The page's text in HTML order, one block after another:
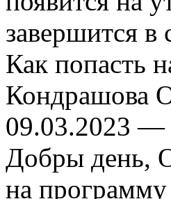
завершится
Как попасть
Кондрашова
09.03.2023 —
Добры день,
на